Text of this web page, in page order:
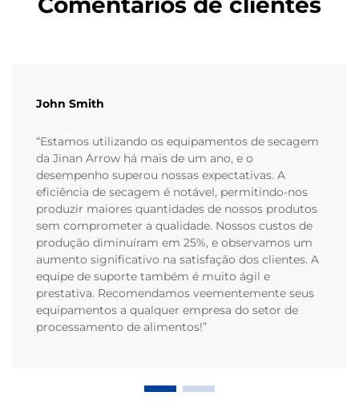
John Smith
“Estamos utilizando os equipamentos de secagem
da Jinan Arrow há mais de um ano, e o
desempenho superou nossas expectativas. A
eficiência de secagem é notável, permitindo-nos
produzir maiores quantidades de nossos produtos
sem comprometer a qualidade. Nossos custos de
produção diminuíram em 25%, e observamos um
aumento significativo na satisfação dos clientes. A
equipe de suporte também é muito ágil e
prestativa. Recomendamos veementemente seus
equipamentos a qualquer empresa do setor de
processamento de alimentos!”